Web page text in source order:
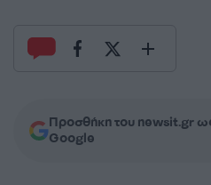
Προσθήκη του newsit.gr
Google